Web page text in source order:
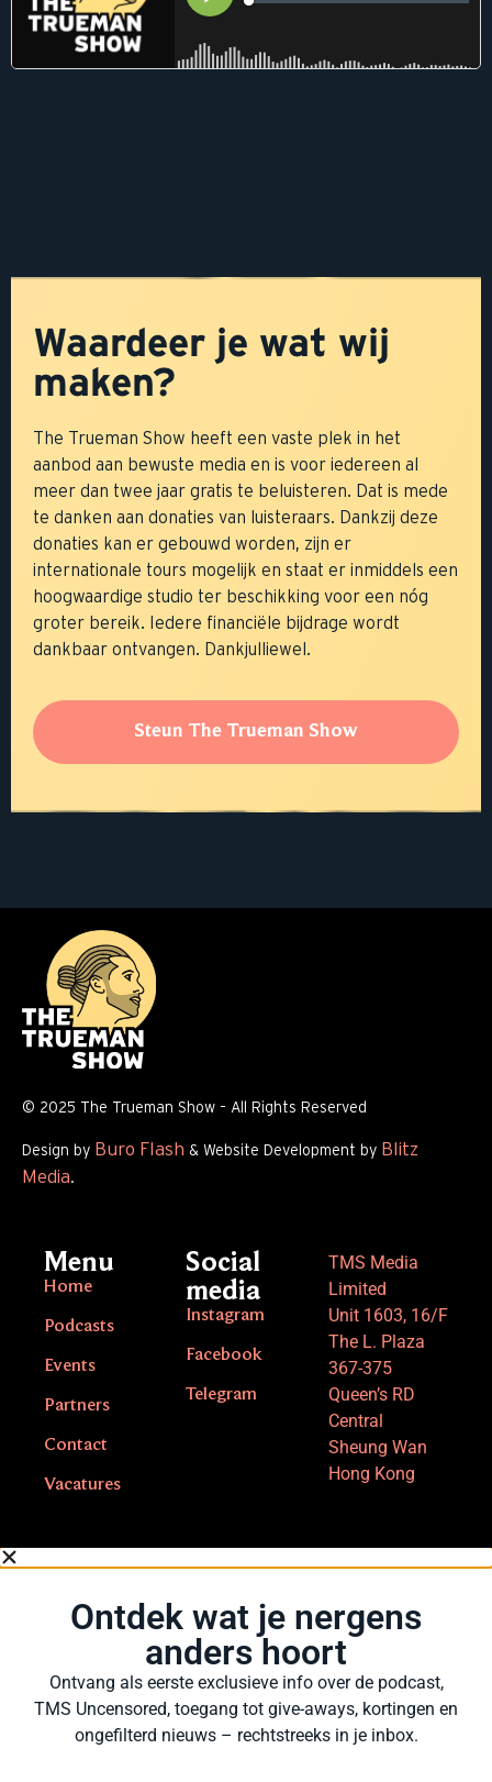
Waardeer je wat wij
maken?
The Trueman Show heeft een vaste plek in het
aanbod aan bewuste media en is voor iedereen al
meer dan twee jaar gratis te beluisteren. Dat is mede
te danken aan donaties van luisteraars. Dankzij deze
donaties kan er gebouwd worden, zijn er
internationale tours mogelijk en staat er inmiddels een
hoogwaardige studio ter beschikking voor een nóg
groter bereik. Iedere financiële bijdrage wordt
dankbaar ontvangen. Dankjulliewel.
Steun The Trueman Show
© 2025 The Trueman Show – All Rights Reserved
Design by Buro Flash & Website Development by Blitz
Media.
Menu
Home
Podcasts
Events
Partners
Contact
Vacatures
Social
media
Instagram
Facebook
Telegram
TMS Media
Limited
Unit 1603, 16/F
The L. Plaza
367-375
Queen’s RD
Central
Sheung Wan
Hong Kong
Ontdek wat je nergens
anders hoort
Ontvang als eerste exclusieve info over de podcast,
TMS Uncensored, toegang tot give-aways, kortingen en
ongefilterd nieuws – rechtstreeks in je inbox.